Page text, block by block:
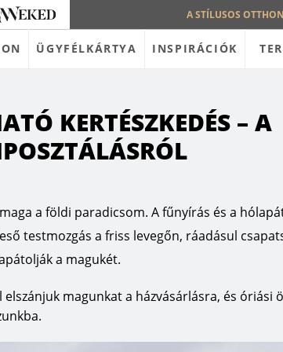
A STÍLUSOS
ÜGYFÉLKÁRTYA INSPIRÁCIÓK
KERTÉSZKEDÉS – A
a földi paradicsom. A fűnyírás és a
testmozgás a friss levegőn, ráadásul
a magukét.
magunkat a házvásárlásra, és óriási